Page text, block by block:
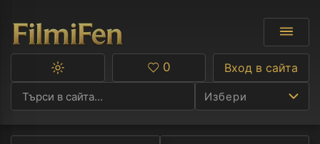
Избери
Превключване
тъмна
Любими
0 Вход в сайта